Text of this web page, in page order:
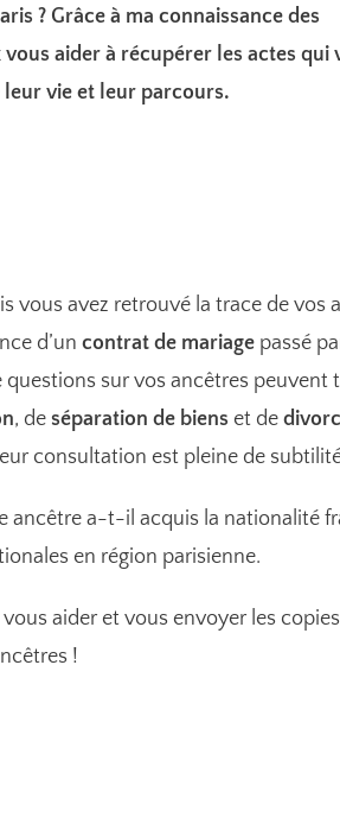
? Grâce à ma connaissance des
aider à récupérer les actes qui
vie et leur parcours.
vous avez retrouvé la trace de vos
d’un contrat de mariage passé
questions sur vos ancêtres peuvent
, de séparation de biens et de
consultation est pleine de
ancêtre a-t-il acquis la nationalité
en région parisienne.
vous aider et vous envoyer les
!